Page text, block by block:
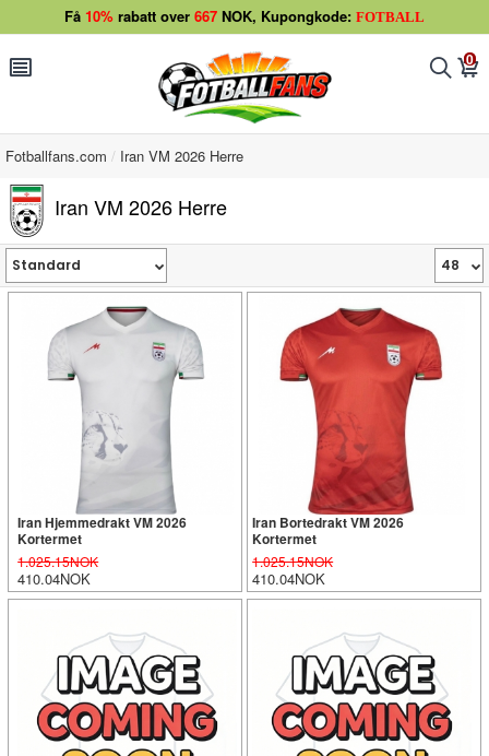
Få 10% rabatt over 667 NOK, Kupongkode: FOTBALL
󰂩 󰂨 0
󰃦
Fotballfans.com Iran VM 2026 Herre
Iran VM 2026 Herre
Iran Hjemmedrakt VM 2026
Kortermet
1.025.15NOK
410.04NOK
Iran Bortedrakt VM 2026
Kortermet
1.025.15NOK
410.04NOK